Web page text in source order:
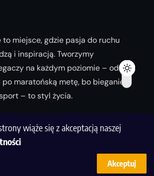
wiąże się z akceptacją naszej
Akceptuj
to miejsce, gdzie pasja do ruchu
i inspiracją. Tworzymy
na każdym poziomie – od
maratońską metę, bo bieganie
– to styl życia.
swoją najlepszą wersję!